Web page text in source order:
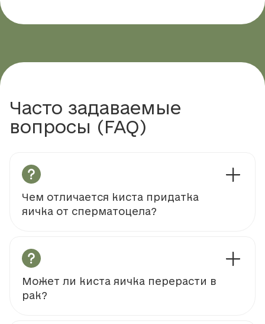
Часто задаваемые
вопросы (FAQ)
Чем отличается киста придатка
яичка от сперматоцела?
Может ли киста яичка перерасти в
рак?